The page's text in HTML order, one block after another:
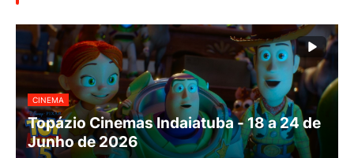
CINEMA
Topázio Cinemas Indaiatuba - 18 a 24 de
Junho de 2026